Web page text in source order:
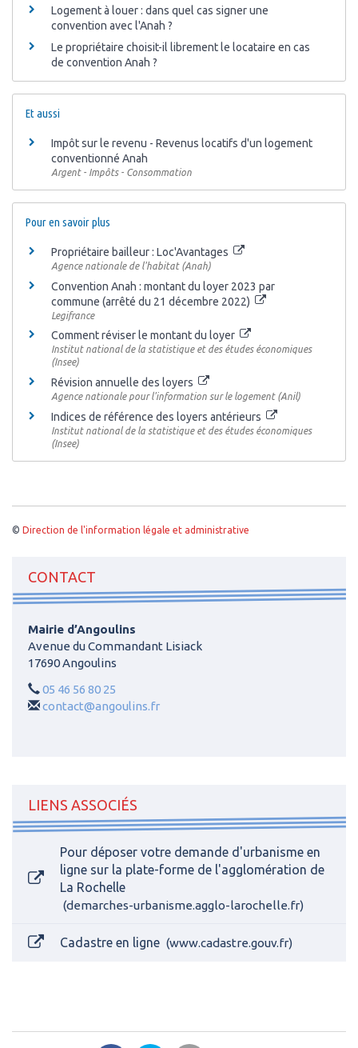
Logement à louer : dans quel cas signer une
convention avec l'Anah ?
Le propriétaire choisit-il librement le locataire en cas
de convention Anah ?
Et aussi
Impôt sur le revenu - Revenus locatifs d'un logement
conventionné Anah
Argent - Impôts - Consommation
Pour en savoir plus
Propriétaire bailleur : Loc'Avantages
Agence nationale de l'habitat (Anah)
Convention Anah : montant du loyer 2023 par
commune (arrêté du 21 décembre 2022)
Legifrance
Comment réviser le montant du loyer
Institut national de la statistique et des études économiques
(Insee)
Révision annuelle des loyers
Agence nationale pour l'information sur le logement (Anil)
Indices de référence des loyers antérieurs
Institut national de la statistique et des études économiques
(Insee)
© Direction de l'information légale et administrative
CONTACT
Mairie d’Angoulins
Avenue du Commandant Lisiack
17690 Angoulins
05 46 56 80 25
contact@angoulins.fr
LIENS ASSOCIÉS
Pour déposer votre demande d'urbanisme en
ligne sur la plate-forme de l'agglomération de
La Rochelle
demarches-urbanisme.agglo-larochelle.fr
Cadastre en ligne www.cadastre.gouv.fr